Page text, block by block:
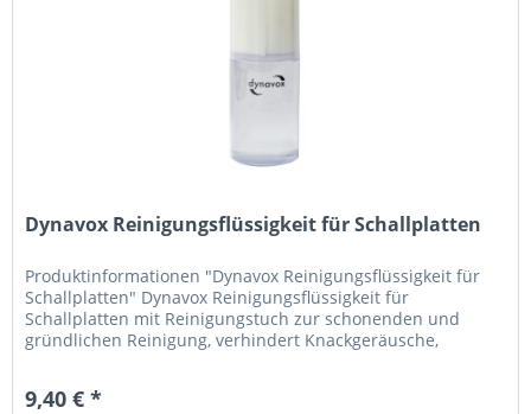
Dynavox Reinigungsflüssigkeit für Schallplatten
Produktinformationen "Dynavox Reinigungsflüssigkeit für
Schallplatten" Dynavox Reinigungsflüssigkeit für
Schallplatten mit Reinigungstuch zur schonenden und
gründlichen Reinigung, verhindert Knackgeräusche,
9,40 € *